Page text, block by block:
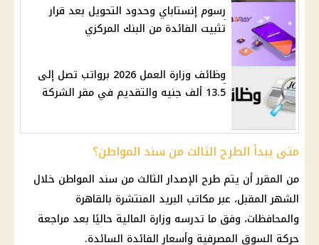
رسوم إنستاباي وحدود التحويل بعد قرار
تثبيت الفائدة من البنك المركزي
وظائف وزارة العمل 2026 برواتب تصل إلى
13.5 ألف جنيه والتقديم في مقر الشركة
متى يبدأ الطرح الثالث من سند المواطن؟
من المقرر أن يتم طرح الإصدار الثالث من سند المواطن خلال
الشهر المقبل، عبرمكاتب البريد المنتشرة بالقاهرة
والمحافظات، وفق ما تدرسه وزارة المالية حاليًا بعد مراجعة
حركة السوق المصرفية وأسعارالفائدة السائدة.